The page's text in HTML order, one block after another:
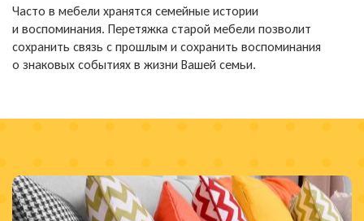
Часто в мебели хранятся семейные истории
и воспоминания. Перетяжка старой мебели позволит
сохранить связь с прошлым и сохранить воспоминания
о знаковых событиях в жизни Вашей семьи.